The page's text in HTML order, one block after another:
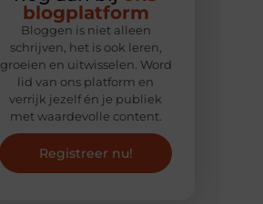
blogplatform
Bloggen is niet alleen
schrijven, het is ook leren,
groeien en uitwisselen. Word
lid van ons platform en
verrijk jezelf én je publiek
met waardevolle content.
Registreer nu!